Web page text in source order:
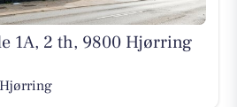
1A, 2 th, 9800 Hjørring